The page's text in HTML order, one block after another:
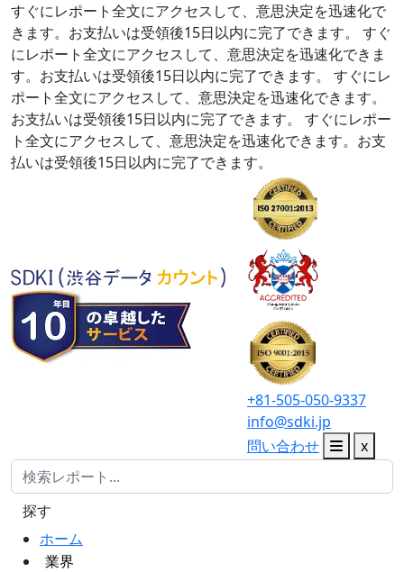
すぐにレポート全文にアクセスして、意思決定を迅速化で
きます。お支払いは受領後15日以内に完了できます。
すぐ
にレポート全文にアクセスして、意思決定を迅速化できま
す。お支払いは受領後15日以内に完了できます。
すぐにレ
ポート全文にアクセスして、意思決定を迅速化できます。
お支払いは受領後15日以内に完了できます。
すぐにレポー
ト全文にアクセスして、意思決定を迅速化できます。お支
払いは受領後15日以内に完了できます。
+81-505-050-9337
info@sdki.jp
問い合わせ
x
ホーム
業界
探す